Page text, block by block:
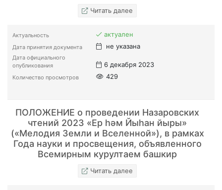
Читать далее
Актуальность актуален
Дата принятия документа не указана
Дата официального
опубликования
6 декабря 2023
Количество просмотров 429
ПОЛОЖЕНИЕ о проведении Назаровских
чтений 2023 «Ер һәм Йыһан йыры»
(«Мелодия Земли и Вселенной»), в рамках
Года науки и просвещения, объявленного
Всемирным курултаем башкир
Читать далее